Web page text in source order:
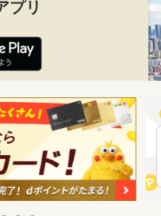
プリ